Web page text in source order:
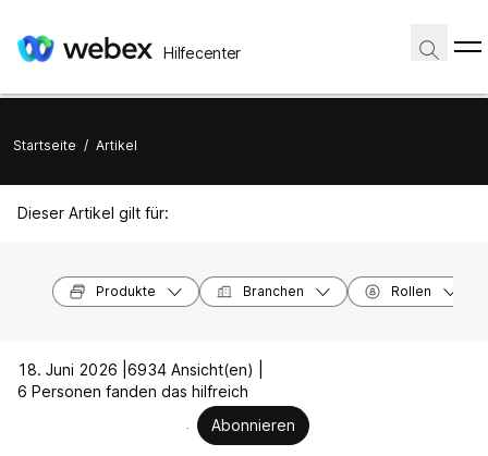
Hilfecenter
Startseite / Artikel
Dieser Artikel gilt für:
Produkte Branchen Rollen
18. Juni 2026 | 6934 Ansicht(en) |
6 Personen fanden das hilfreich
Abonnieren